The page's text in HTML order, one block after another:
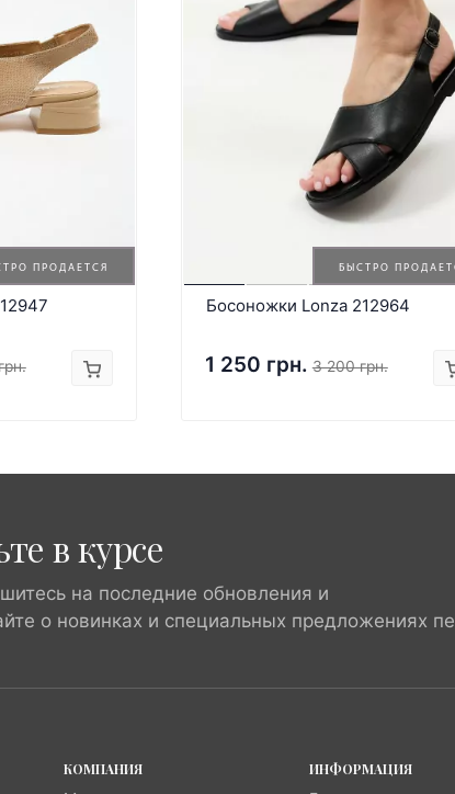
ПРОДАЕТСЯ БЫСТРО
Босоножки Lonza 212964
1 250 грн. 3 200 грн.
в курсе
на последние обновления и
о новинках и специальных предложениях
КОМПАНИЯ
ИНФОРМАЦИЯ